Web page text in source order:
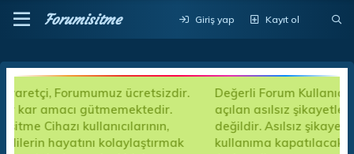
Forumisitme Giriş yap Kayıt ol
Değerli Forum Kullanıcılarımız; Şikayet
açılan asılsız şikayetlerden forumumuz sorumlu
değildir. Asılsız şikayet yapan kişiler için forum
kullanıma kapatılacak ve mesajları silinecektir.